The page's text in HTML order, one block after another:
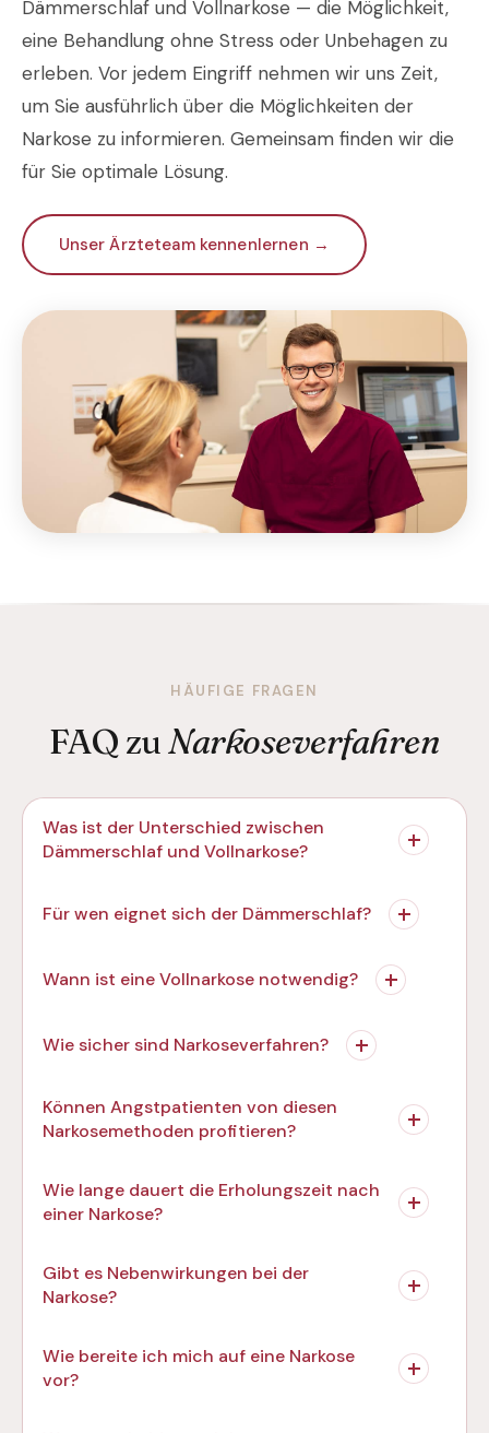
Dämmerschlaf und Vollnarkose — die Möglichkeit,
eine Behandlung ohne Stress oder Unbehagen zu
erleben. Vor jedem Eingriff nehmen wir uns Zeit,
um Sie ausführlich über die Möglichkeiten der
Narkose zu informieren. Gemeinsam finden wir die
für Sie optimale Lösung.
Unser Ärzteteam kennenlernen →
HÄUFIGE FRAGEN
FAQ zuNarkoseverfahren
Was ist der Unterschied zwischen
Dämmerschlaf und Vollnarkose?
Für wen eignet sich der Dämmerschlaf?
Wann ist eine Vollnarkose notwendig?
Wie sicher sind Narkoseverfahren?
Können Angstpatienten von diesen
Narkosemethoden profitieren?
Wie lange dauert die Erholungszeit nach
einer Narkose?
Gibt es Nebenwirkungen bei der
Narkose?
Wie bereite ich mich auf eine Narkose
vor?